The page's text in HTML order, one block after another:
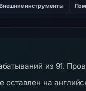
инструменты
из 91.
на